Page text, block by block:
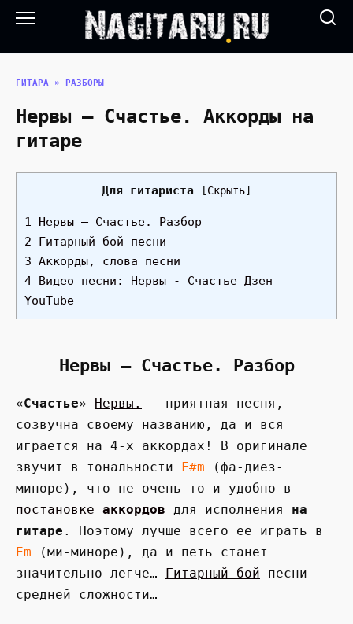
Перейти
ГИТАРА » РАЗБОРЫ
Нервы — Счастье. Аккорды на
гитаре
Для гитариста [Скрыть]
1 Нервы — Счастье. Разбор
2 Гитарный бой песни
3 Аккорды, слова песни
4 Видео песни: Нервы - Счастье Дзен
YouTube
Нервы — Счастье. Разбор
«Счастье» Нервы.
— приятная песня,
созвучна своему названию, да и вся
играется на 4-х аккордах! В оригинале
звучит в тональности
F#m (фа-диез-
миноре), что не очень то и удобно в
постановке аккордов для исполнения
на
гитаре . Поэтому лучше всего ее играть в
Em (ми-миноре), да и петь станет
значительно легче…
Гитарный бой песни —
средней сложности…